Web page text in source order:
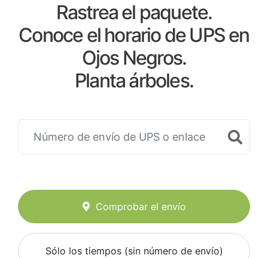
Rastrea el paquete.
Conoce el horario de UPS en
Ojos Negros.
Planta árboles.
Comprobar el envío
Sólo los tiempos (sin número de envío)